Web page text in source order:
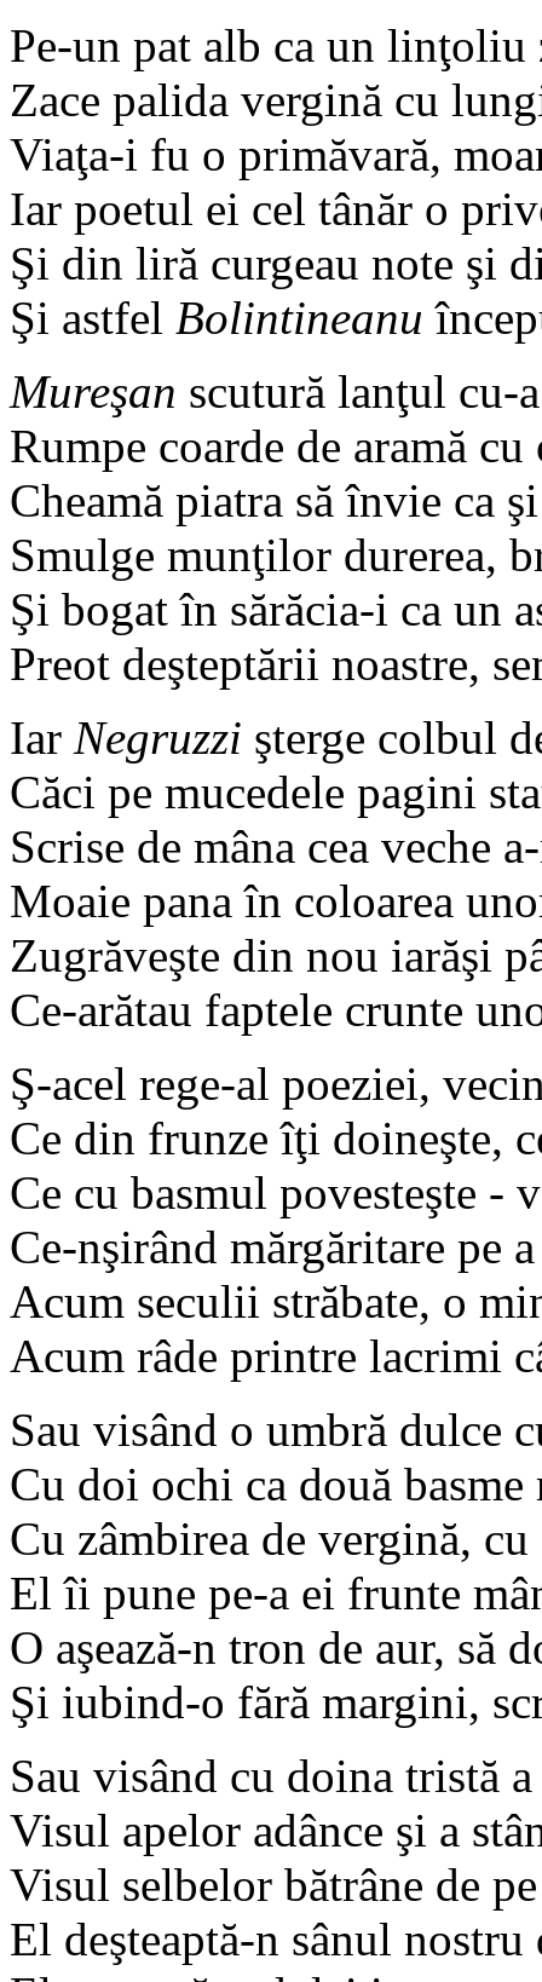
Pe-un pat alb ca un linţoliu
Zace palida vergină cu
Viaţa-i fu o primăvară,
Iar poetul ei cel tânăr o
Şi din liră curgeau note şi
Şi astfel Bolintineanu
Mureşan scutură lanţul cu-
Rumpe coarde de aramă
Cheamă piatra să învie ca
Smulge munţilor durerea,
Şi bogat în sărăcia-i ca un
Preot deşteptării noastre,
Iar Negruzzi şterge colbul
Căci pe mucedele pagini
Scrise de mâna cea veche
Moaie pana în coloarea
Zugrăveşte din nou iarăşi
Ce-arătau faptele crunte
Ş-acel rege-al poeziei,
Ce din frunze îţi doineşte,
Ce cu basmul povesteşte -
Ce-nşirând mărgăritare pe
Acum seculii străbate, o
Acum râde printre lacrimi
Sau visând o umbră dulce
Cu doi ochi ca două
Cu zâmbirea de vergină,
El îi pune pe-a ei frunte
O aşează-n tron de aur, să
Şi iubind-o fără margini,
Sau visând cu doina tristă
Visul apelor adânce şi a
Visul selbelor bătrâne de
El deşteaptă-n sânul